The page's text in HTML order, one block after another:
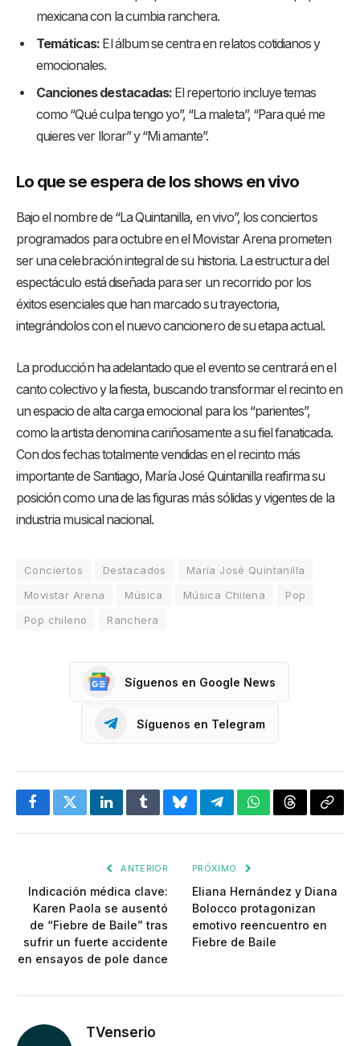
mexicana con la cumbia ranchera.
Temáticas: El álbum se centra en relatos cotidianos y
emocionales.
Canciones destacadas:El repertorio incluye temas
como “Qué culpa tengo yo”, “La maleta”, “Para qué me
quieres ver llorar” y “Mi amante”.
Lo que se espera de los shows en vivo
Bajo el nombre de “La Quintanilla, en vivo”, los conciertos
programados para octubre en el Movistar Arena prometen
ser una celebración integral de su historia. La estructura del
espectáculo está diseñada para ser un recorrido por los
éxitos esenciales que han marcado su trayectoria,
integrándolos con el nuevo cancionero de su etapa actual .
La producción ha adelantado que el evento se centrará en el
canto colectivo y la fiesta, buscando transformar el recinto en
un espacio de alta carga emocional para los “parientes”,
como la artista denomina cariñosamente a su fiel fanaticada.
Con dos fechas totalmente vendidas en el recinto más
importante de Santiago, María José Quintanilla reafirma su
posición como una de las figuras más sólidas y vigentes de la
industria musical nacional .
Conciertos Destacados
María José Quintanilla
Movistar Arena
Música Música Chilena
Pop
Pop chileno
Ranchera
Síguenos en Google News
Síguenos en Telegram
FacebookTwitterLinkedInTumblrBlueskyTelegramWhatsApp
Threads
ANTERIOR
Indicación médica clave:
Karen Paola se ausentó
de “Fiebre de Baile” tras
sufrir un fuerte accidente
en ensayos de pole dance
PRÓXIMO
Eliana Hernández y Diana
Bolocco protagonizan
emotivo reencuentro en
Fiebre de Baile
TVenserio